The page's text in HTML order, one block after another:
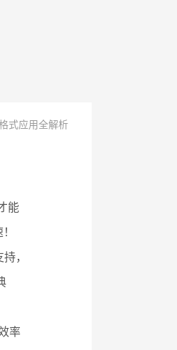
式应用全解析
能
，
率